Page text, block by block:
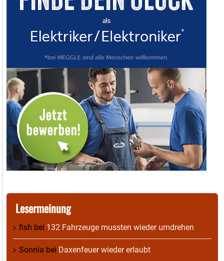
Lesermeinung
fish bei 132 Fahrzeuge mussten wieder umdrehen
Sonnia bei Daxenfeuer wieder erlaubt